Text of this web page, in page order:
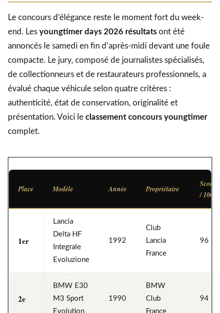
Le concours d’élégance reste le moment fort du week-
end. Les youngtimer days 2026 résultats ont été
annoncés le samedi en fin d’après-midi devant une foule
compacte. Le jury, composé de journalistes spécialisés,
de collectionneurs et de restaurateurs professionnels, a
évalué chaque véhicule selon quatre critères :
authenticité, état de conservation, originalité et
présentation. Voici le classement concours youngtimer
complet.
Place Modèle Année Propriétaire
Score
/ 100
1er
Lancia
Delta HF
Integrale
Evoluzione
1992
Club
Lancia
France
96
2e
BMW E30
M3 Sport
Evolution
1990
BMW
Club
France
94